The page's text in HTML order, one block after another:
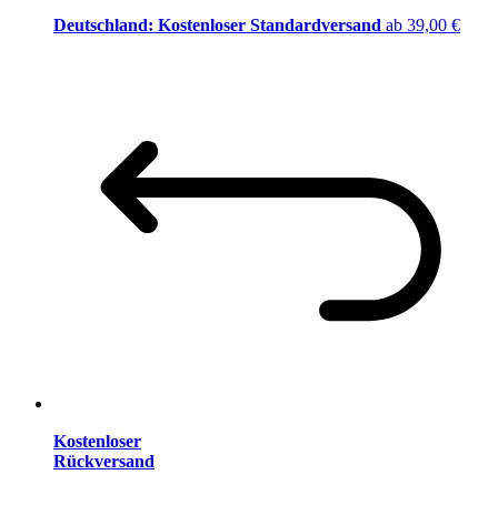
Deutschland: Kostenloser Standardversand ab 39,00 €
Kostenloser
Rückversand